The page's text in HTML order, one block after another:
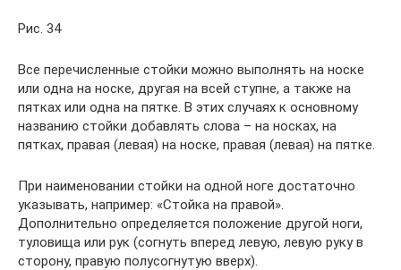
Рис. 34
Все перечисленные стойки можно выполнять на носке
или одна на носке, другая на всей ступне, а также на
пятках или одна на пятке. В этих случаях к основному
названию стойки добавлять слова – на носках, на
пятках, правая (левая) на носке, правая (левая) на пятке.
При наименовании стойки на одной ноге достаточно
указывать, например: «Стойка на правой».
Дополнительно определяется положение другой ноги,
туловища или рук (согнуть вперед левую, левую руку в
сторону, правую полусогнутую вверх).